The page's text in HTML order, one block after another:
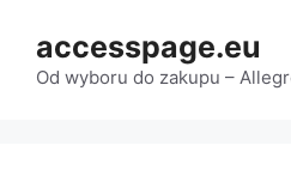
treści
accesspage.eu
Od wyboru do zakupu –